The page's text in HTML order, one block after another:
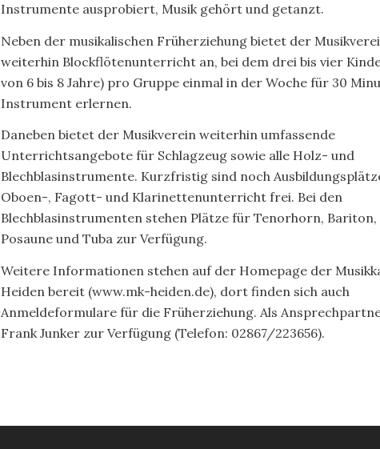
Instrumente ausprobiert, Musik gehört und getanzt.
Neben der musikalischen Früherziehung bietet der
weiterhin Blockflötenunterricht an, bei dem drei bis vier
von 6 bis 8 Jahre) pro Gruppe einmal in der Woche für 30
Instrument erlernen.
Daneben bietet der Musikverein weiterhin umfassende
Unterrichtsangebote für Schlagzeug sowie alle Holz- und
Blechblasinstrumente. Kurzfristig sind noch
Oboen-, Fagott- und Klarinettenunterricht frei. Bei den
Blechblasinstrumenten stehen Plätze für Tenorhorn, Bariton,
Posaune und Tuba zur Verfügung.
Weitere Informationen stehen auf der Homepage der
Heiden bereit (www.mk-heiden.de), dort finden sich auch
Anmeldeformulare für die Früherziehung. Als
Frank Junker zur Verfügung (Telefon: 02867/223656).